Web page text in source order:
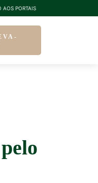
AOS PORTAIS